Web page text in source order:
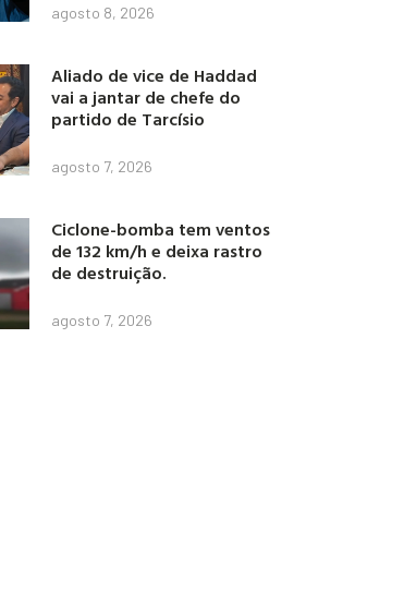
agosto 8, 2026
Aliado de vice de Haddad
vai a jantar de chefe do
partido de Tarcísio
agosto 7, 2026
Ciclone-bomba tem ventos
de 132 km/h e deixa rastro
de destruição.
agosto 7, 2026